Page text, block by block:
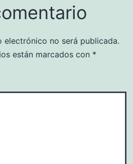
electrónico no será publicada.
están marcados con *